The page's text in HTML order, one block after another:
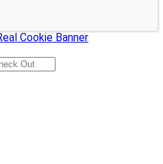
Cookie Banner